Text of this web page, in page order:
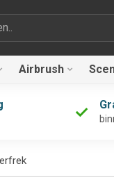
Airbrush